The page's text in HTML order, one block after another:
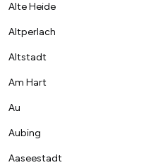
Alte Heide
Altperlach
Altstadt
Am Hart
Au
Aubing
Aaseestadt